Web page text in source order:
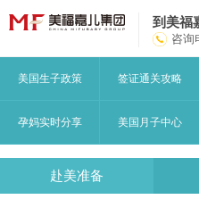
到美福
咨询
美国生子政策 签证通关攻略
孕妈实时分享 美国月子中心
赴美准备